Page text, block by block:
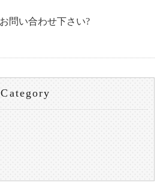
問い合わせ下さい?
Category